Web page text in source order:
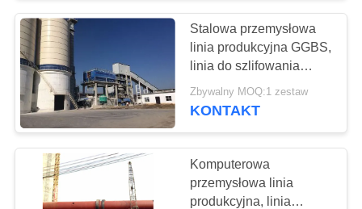
AKTUALNOŚCI
POPROSIĆ
WYCENĘ
SITEMAP
Stalowa przemysłowa
linia produkcyjna GGBS,
linia do szlifowania
proszków żużla
Zbywalny MOQ:1 zestaw
KONTAKT
Komputerowa
przemysłowa linia
produkcyjna, linia